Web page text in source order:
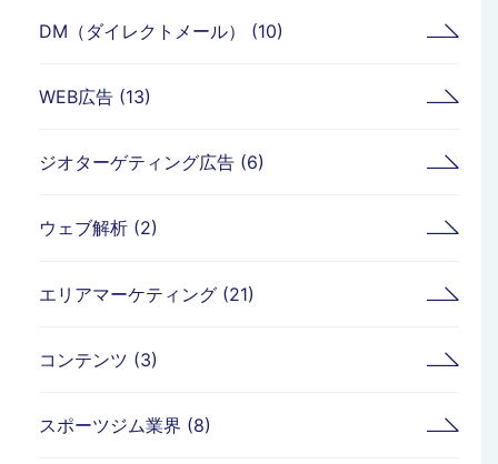
DM（ダイレクトメール） (10)
WEB広告 (13)
ジオターゲティング広告 (6)
ウェブ解析 (2)
エリアマーケティング (21)
コンテンツ (3)
スポーツジム業界 (8)